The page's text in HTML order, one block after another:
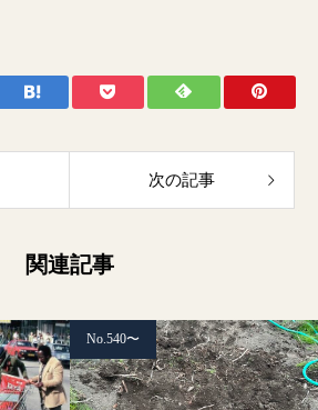
次の記事
関連記事
No.540〜